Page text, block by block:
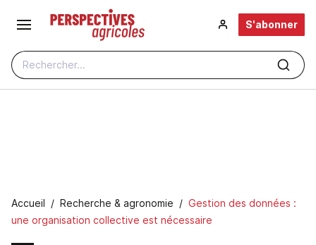
Aller au contenu principal
Rechercher...
S'abonner
Fil d'Ariane
Accueil Recherche & agronomie
Gestion des données :
une organisation collective est nécessaire